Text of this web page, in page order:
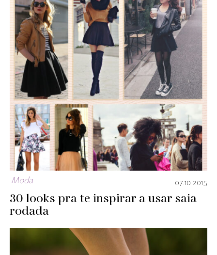
Moda 07.10.2015
30 looks pra te inspirar a usar saia
rodada